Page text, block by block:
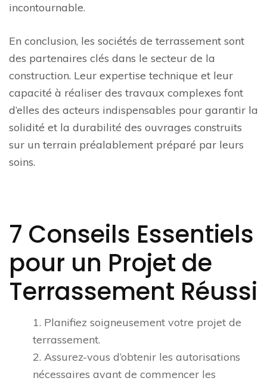
incontournable.
En conclusion, les sociétés de terrassement sont
des partenaires clés dans le secteur de la
construction. Leur expertise technique et leur
capacité à réaliser des travaux complexes font
d’elles des acteurs indispensables pour garantir la
solidité et la durabilité des ouvrages construits
sur un terrain préalablement préparé par leurs
soins.
7 Conseils Essentiels
pour un Projet de
Terrassement Réussi
1. Planifiez soigneusement votre projet de
terrassement.
2. Assurez-vous d’obtenir les autorisations
nécessaires avant de commencer les